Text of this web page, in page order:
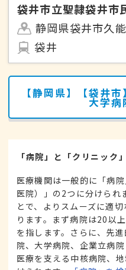
袋井市立聖隷袋井市
静岡県袋井市久
袋井
【静岡県】【袋井
大学病
「病院」と「クリニック
医療機関は一般的に「病
医院）」の2つに分けられ
とで、よりスムーズに適
ります。まず病院は20以
を指します。さらに、先
院、大学病院、企業立病
医療を支える中核病院、